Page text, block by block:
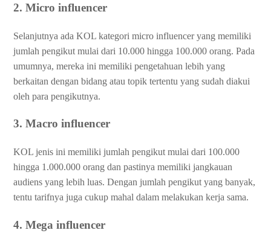
2. Micro influencer
Selanjutnya ada KOL kategori micro influencer yang memiliki
jumlah pengikut mulai dari 10.000 hingga 100.000 orang. Pada
umumnya, mereka ini memiliki pengetahuan lebih yang
berkaitan dengan bidang atau topik tertentu yang sudah diakui
oleh para pengikutnya.
3. Macro influencer
KOL jenis ini memiliki jumlah pengikut mulai dari 100.000
hingga 1.000.000 orang dan pastinya memiliki jangkauan
audiens yang lebih luas. Dengan jumlah pengikut yang banyak,
tentu tarifnya juga cukup mahal dalam melakukan kerja sama.
4. Mega influencer